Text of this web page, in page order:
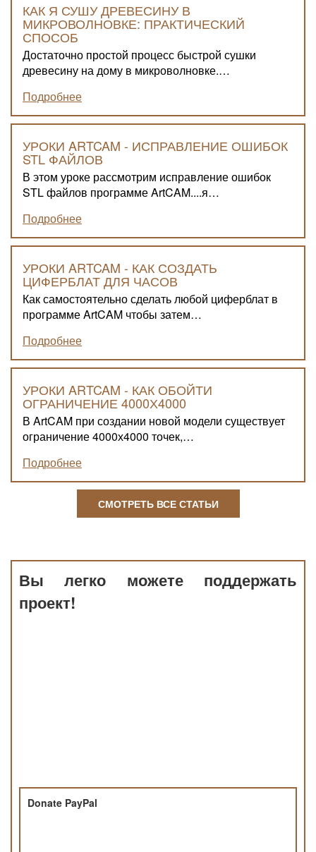
КАК Я СУШУ ДРЕВЕСИНУ В
МИКРОВОЛНОВКЕ: ПРАКТИЧЕСКИЙ
СПОСОБ
Достаточно простой процесс быстрой сушки
древесину на дому в микроволновке.…
Подробнее
УРОКИ ARTCAM - ИСПРАВЛЕНИЕ ОШИБОК
STL ФАЙЛОВ
В этом уроке рассмотрим исправление ошибок
STL файлов программе ArtCAM....я…
Подробнее
УРОКИ ARTCAM - КАК СОЗДАТЬ
ЦИФЕРБЛАТ ДЛЯ ЧАСОВ
Как самостоятельно сделать любой циферблат в
программе ArtCAM чтобы затем…
Подробнее
УРОКИ ARTCAM - КАК ОБОЙТИ
ОГРАНИЧЕНИЕ 4000Х4000
В ArtCAM при создании новой модели существует
ограничение 4000х4000 точек,…
Подробнее
СМОТРЕТЬ ВСЕ СТАТЬИ
Вы легко можете поддержать
проект!
Donate PayPal